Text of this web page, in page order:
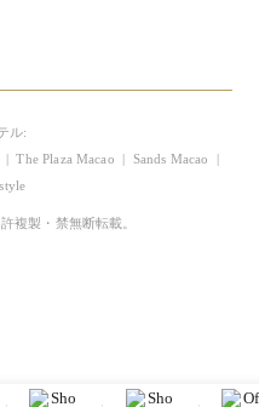
ル:
|The Plaza Macao | Sands Macao
|
複製・禁無断転載。